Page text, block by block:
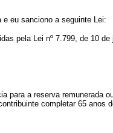
eu sanciono a seguinte Lei:
pela Lei nº 7.799, de 10
para a reserva
completar 65